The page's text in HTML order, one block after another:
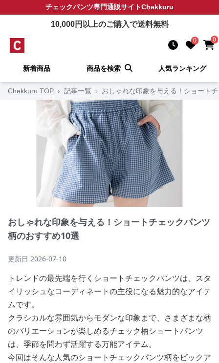
チェックパンツ専門通販サイトChekkuru
10,000円以上のご購入で送料無料
0 0
新着商品 商品を検索 人気ランキング
Chekkuru TOP › 記事一覧 › おしゃれな印象を与える！ショート
おしゃれな印象を与える！ショートチェックパンツ
柄のおすすめ10選
更新日 2026-07-10
トレンドの最先端を行くショートチェックパンツは、スタ
イリッシュなコーディネートの主役になる魅力的なアイテ
ムです。
クラシカルな雰囲気からモダンな印象まで、さまざまな柄
のバリエーションが楽しめるチェック柄ショートパンツ
は、季節を問わず活躍する万能アイテム。
今回はそんな人気のショートチェックパンツ柄をピックア